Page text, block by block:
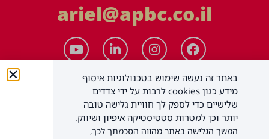
ariel@apbc.co.il
באתר זה נעשה שימוש בטכנולוגיות איסוף
מידע כגון cookies לרבות על ידי צדדים
שלישיים כדי לספק לך חוויית גלישה טובה
יותר וכן למטרות סטטיסטיקה איפיון ושיווק.
המשך הגלישה באתר מהווה הסכמתך לכך,